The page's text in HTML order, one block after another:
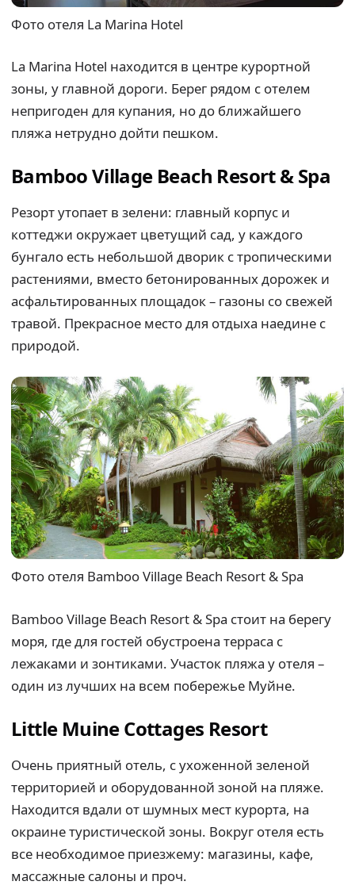
Фото отеля La Marina Hotel
La Marina Hotel находится в центре курортной
зоны, у главной дороги. Берег рядом с отелем
непригоден для купания, но до ближайшего
пляжа нетрудно дойти пешком.
Bamboo Village Beach Resort & Spa
Резорт утопает в зелени: главный корпус и
коттеджи окружает цветущий сад, у каждого
бунгало есть небольшой дворик с тропическими
растениями, вместо бетонированных дорожек и
асфальтированных площадок – газоны со свежей
травой. Прекрасное место для отдыха наедине с
природой.
Фото отеля Bamboo Village Beach Resort & Spa
Bamboo Village Beach Resort & Spa стоит на берегу
моря, где для гостей обустроена терраса с
лежаками и зонтиками. Участок пляжа у отеля –
один из лучших на всем побережье Муйне.
Little Muine Cottages Resort
Очень приятный отель, с ухоженной зеленой
территорией и оборудованной зоной на пляже.
Находится вдали от шумных мест курорта, на
окраине туристической зоны. Вокруг отеля есть
все необходимое приезжему: магазины, кафе,
массажные салоны и проч.